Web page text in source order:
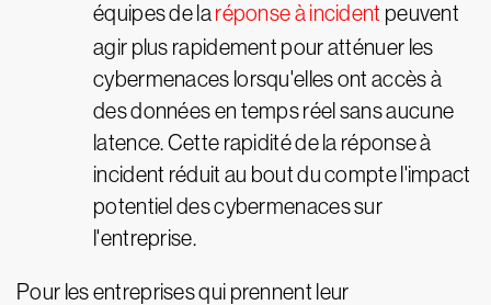
équipes de la réponse à incident peuvent
agir plus rapidement pour atténuer les
cybermenaces lorsqu'elles ont accès à
des données en temps réel sans aucune
latence. Cette rapidité de la réponse à
incident réduit au bout du compte l'impact
potentiel des cybermenaces sur
l'entreprise.
Pour les entreprises qui prennent leur